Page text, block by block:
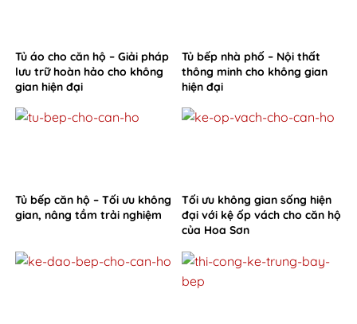
Tủ áo cho căn hộ – Giải pháp
lưu trữ hoàn hảo cho không
gian hiện đại
Tủ bếp nhà phố – Nội thất
thông minh cho không gian
hiện đại
Tủ bếp căn hộ – Tối ưu không
gian, nâng tầm trải nghiệm
Tối ưu không gian sống hiện
đại với kệ ốp vách cho căn hộ
của Hoa Sơn